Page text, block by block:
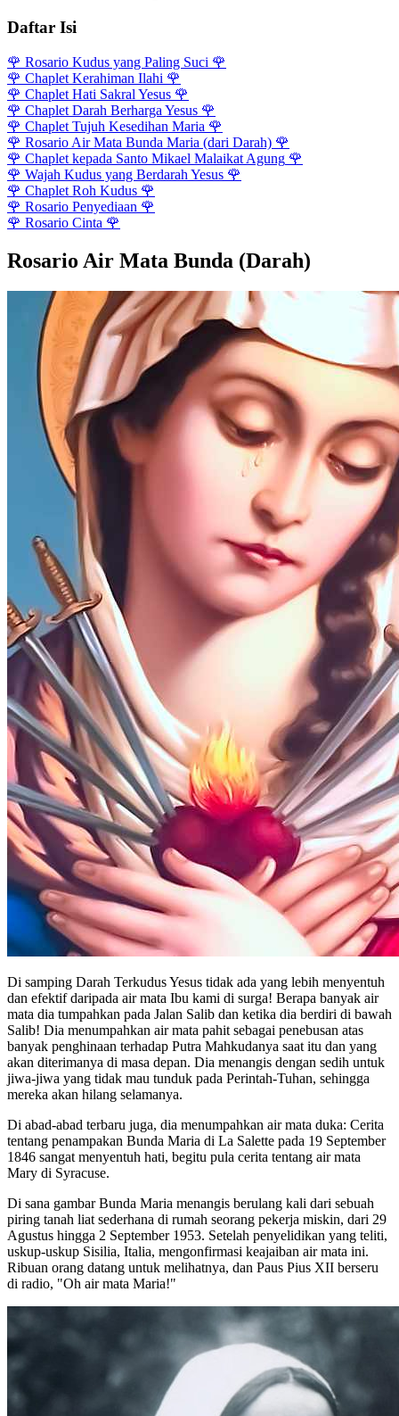
Daftar Isi
🌹 Rosario Kudus yang Paling Suci 🌹
🌹 Chaplet Kerahiman Ilahi 🌹
🌹 Chaplet Hati Sakral Yesus 🌹
🌹 Chaplet Darah Berharga Yesus 🌹
🌹 Chaplet Tujuh Kesedihan Maria 🌹
🌹 Rosario Air Mata Bunda Maria (dari Darah) 🌹
🌹 Chaplet kepada Santo Mikael Malaikat Agung 🌹
🌹 Wajah Kudus yang Berdarah Yesus 🌹
🌹 Chaplet Roh Kudus 🌹
🌹 Rosario Penyediaan 🌹
🌹 Rosario Cinta 🌹
Rosario Air Mata Bunda (Darah)
Di samping Darah Terkudus Yesus tidak ada yang lebih menyentuh
dan efektif daripada air mata Ibu kami di surga! Berapa banyak air
mata dia tumpahkan pada Jalan Salib dan ketika dia berdiri di bawah
Salib! Dia menumpahkan air mata pahit sebagai penebusan atas
banyak penghinaan terhadap Putra Mahkudanya saat itu dan yang
akan diterimanya di masa depan. Dia menangis dengan sedih untuk
jiwa-jiwa yang tidak mau tunduk pada Perintah-Tuhan, sehingga
mereka akan hilang selamanya.
Di abad-abad terbaru juga, dia menumpahkan air mata duka: Cerita
tentang penampakan Bunda Maria di La Salette pada 19 September
1846 sangat menyentuh hati, begitu pula cerita tentang air mata
Mary di Syracuse.
Di sana gambar Bunda Maria menangis berulang kali dari sebuah
piring tanah liat sederhana di rumah seorang pekerja miskin, dari 29
Agustus hingga 2 September 1953. Setelah penyelidikan yang teliti,
uskup-uskup Sisilia, Italia, mengonfirmasi keajaiban air mata ini.
Ribuan orang datang untuk melihatnya, dan Paus Pius XII berseru
di radio, "Oh air mata Maria!"